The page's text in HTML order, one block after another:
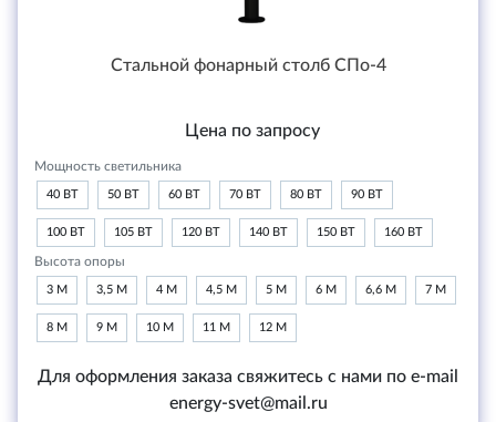
Стальной фонарный столб СПо-4
Цена по запросу
Мощность светильника
40 ВТ 50 ВТ 60 ВТ 70 ВТ 80 ВТ 90 ВТ
100 ВТ 105 ВТ 120 ВТ 140 ВТ 150 ВТ 160 ВТ
Высота опоры
3 М 3,5 М 4 М 4,5 М 5 М 6 М 6,6 М 7 М
8 М 9 М 10 М 11 М 12 М
Для оформления заказа свяжитесь с нами по e-mail
energy-svet@mail.ru